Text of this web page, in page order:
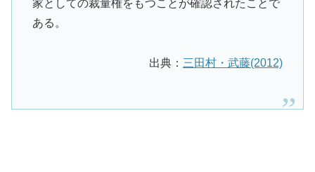
家としての裁量権をもつことが確認されたことで
ある。
出典： 三田村・武藤(2012)